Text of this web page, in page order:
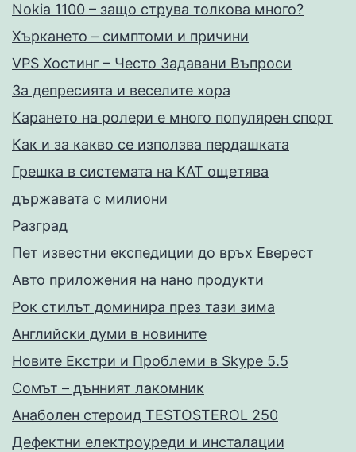
Nokia 1100 – защо струва толкова много?
Хъркането – симптоми и причини
VPS Хостинг – Често Задавани Въпроси
За депресията и веселите хора
Карането на ролери е много популярен спорт
Как и за какво се използва пердашката
Грешка в системата на КАТ ощетява
държавата с милиони
Разград
Пет известни експедиции до връх Еверест
Авто приложения на нано продукти
Рок стилът доминира през тази зима
Английски думи в новините
Новите Екстри и Проблеми в Skype 5.5
Сомът – дънният лакомник
Анаболен стероид TESTOSTEROL 250
Дефектни електроуреди и инсталации